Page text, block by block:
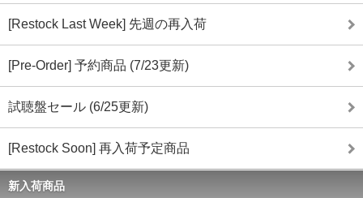
[Restock Last Week] 先週の再入荷
[Pre-Order] 予約商品 (7/23更新)
試聴盤セール (6/25更新)
[Restock Soon] 再入荷予定商品
新入荷商品